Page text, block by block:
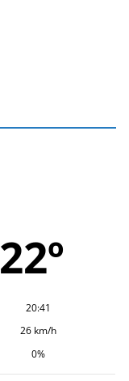
22º
20:41
26 km/h
0%